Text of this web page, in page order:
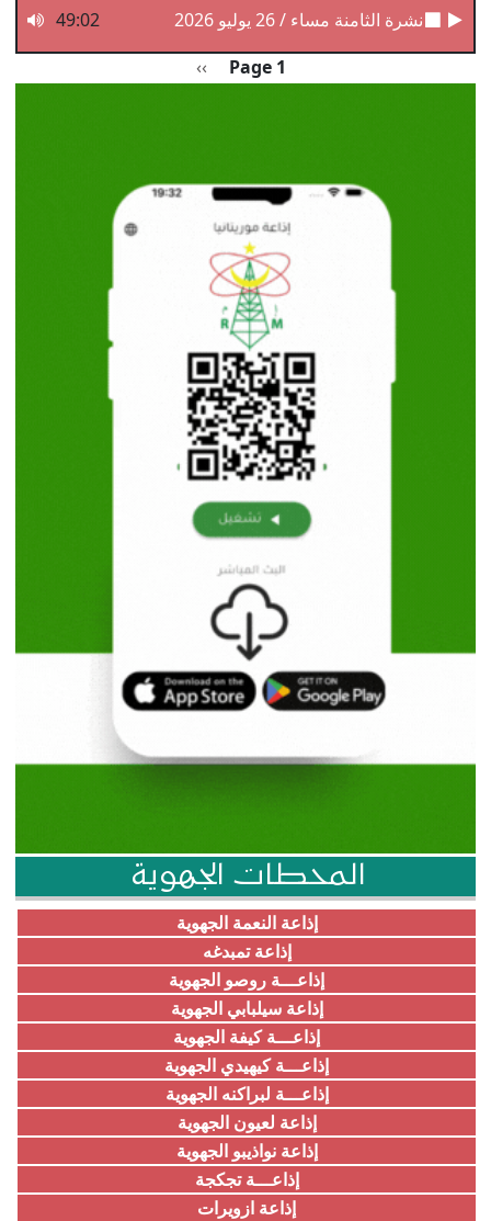
نشرة الثامنة مساء / 26 يوليو 2026
49:02
Page 1 الصفحة التالية
››
المحطات الجهوية
إذاعة النعمة الجهوية
إذاعة تمبدغه
إذاعـــة روصو الجهوية
إذاعة سيلبابي الجهوية
إذاعـــة كيفة الجهوية
إذاعـــة كيهيدي الجهوية
إذاعـــة لبراكنه الجهوية
إذاعة لعيون الجهوية
إذاعة نواذيبو الجهوية
إذاعـــة تجكجة
إذاعة ازويرات